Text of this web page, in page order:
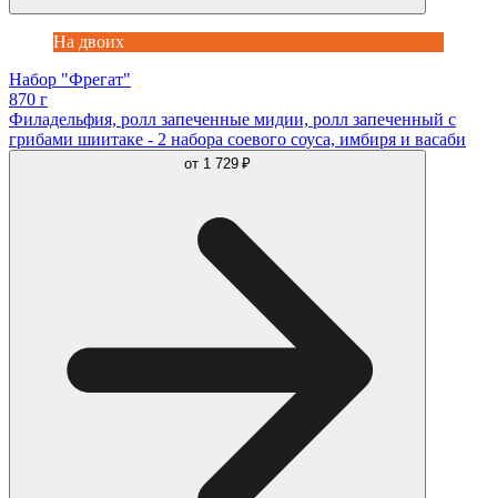
На двоих
Набор "Фрегат"
870 г
Филадельфия, ролл запеченные мидии, ролл запеченный с
грибами шиитаке - 2 набора соевого соуса, имбиря и васаби
от 1 729 ₽